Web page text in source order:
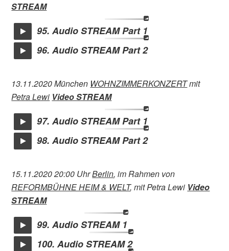
STREAM
95. Audio STREAM Part 1
96. Audio STREAM Part 2
13.11.2020 München WOHNZIMMERKONZERTmit
Petra Lewi Video STREAM
97. Audio STREAM Part 1
98. Audio STREAM Part 2
15.11.2020 20:00 UhrBerlin, im Rahmen von
REFORMBÜHNE HEIM & WELT, mit Petra Lewi Video
STREAM
99. Audio STREAM 1
100. Audio STREAM 2